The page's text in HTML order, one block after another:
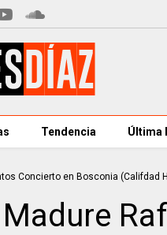
Tendencia Última